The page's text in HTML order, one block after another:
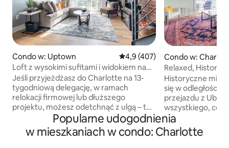
Condo w: Uptown Średnia ocena: 4,9 na 5, liczba
4,9 (407)
Loft z wysokimi sufitami i widokiem na
światła miasta
Jeśli przyjeżdżasz do Charlotte na 13-
tygodniową delegację, w ramach
relokacji firmowej lub dłuższego
projektu, możesz odetchnąć z ulgą – to
doskonałe miejsce na pobyt. Witamy
w najlepszym umeblowanym lofcie
w Uptown Charlotte dla pracowników
Condo w:
Relaxed, Historic,
Historyczne
się w odległości
przejazdu z
wszystkiego, co
zaoferowania!
przyjemności
Stadionu Pantery
Popularne udogodnienia
w mieszkaniach w condo: Charlotte